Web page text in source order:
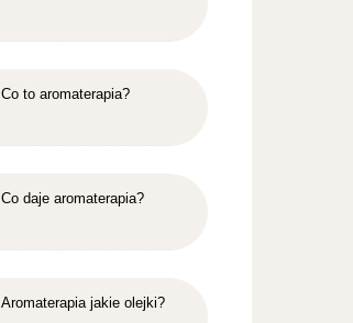
Co to aromaterapia?
Co daje aromaterapia?
Aromaterapia jakie olejki?